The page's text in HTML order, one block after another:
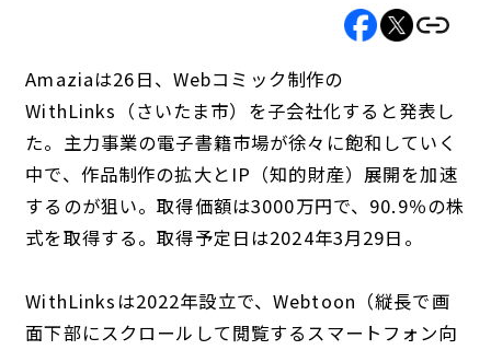
Amaziaは26日、Webコミック制作の
WithLinks（さいたま市）を子会社化すると発表し
た。主力事業の電子書籍市場が徐々に飽和していく
中で、作品制作の拡大とIP（知的財産）展開を加速
するのが狙い。取得価額は3000万円で、90.9％の株
式を取得する。取得予定日は2024年3月29日。
WithLinksは2022年設立で、Webtoon（縦長で画
面下部にスクロールして閲覧するスマートフォン向